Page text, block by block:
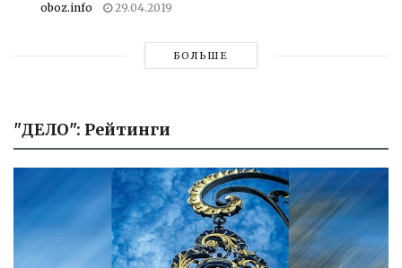
oboz.info 29.04.2019
БОЛЬШЕ
"ДЕЛО": Рейтинги